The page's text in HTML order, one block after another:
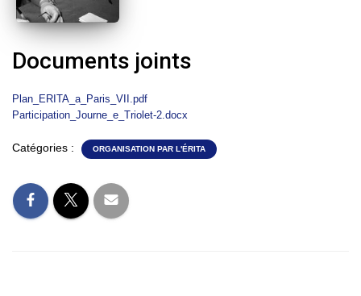
Documents joints
Plan_ERITA_a_Paris_VII.pdf
Participation_Journe_e_Triolet-2.docx
Catégories : ORGANISATION PAR L'ÉRITA